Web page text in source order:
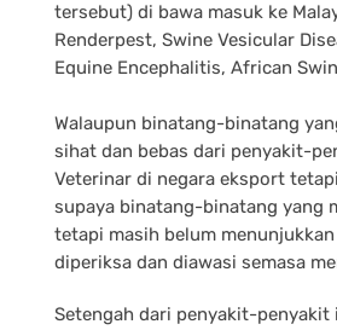
tersebut) di bawa masuk ke
Renderpest, Swine Vesicular
Equine Encephalitis, African
Walaupun binatang-binatang
sihat dan bebas dari penyakit-
Veterinar di negara eksport
supaya binatang-binatang yang
tetapi masih belum
diperiksa dan diawasi semasa
Setengah dari penyakit-